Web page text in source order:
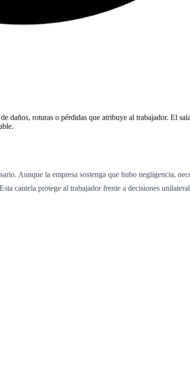
daños, roturas o pérdidas que atribuye al trabajador. El
Aunque la empresa sostenga que hubo negligencia,
cautela protege al trabajador frente a decisiones